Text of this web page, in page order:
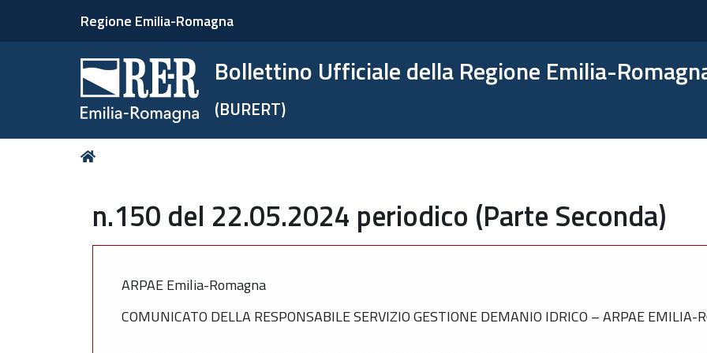
Regione Emilia-Romagna
Bollettino Ufficiale della Regione Emilia-
(BURERT)
Tu
n.150 del 22.05.2024 periodico (Parte Seconda)
ARPAE Emilia-Romagna
COMUNICATO DELLA RESPONSABILE SERVIZIO GESTIONE DEMANIO IDRICO – ARPAE EMILIA-